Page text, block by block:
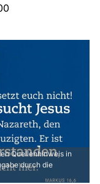
Quellenhinweis in
durch die